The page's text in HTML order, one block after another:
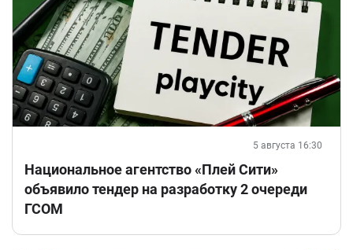
5 августа 16:30
Национальное агентство «Плей Сити»
объявило тендер на разработку 2 очереди
ГСОМ